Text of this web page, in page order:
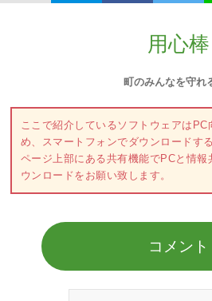
用心棒
町のみんなを守れ
ここで紹介しているソフトウェアは
め、スマートフォンでダウンロードす
ページ上部にある共有機能でPCと情
ウンロードをお願い致します。
コメント